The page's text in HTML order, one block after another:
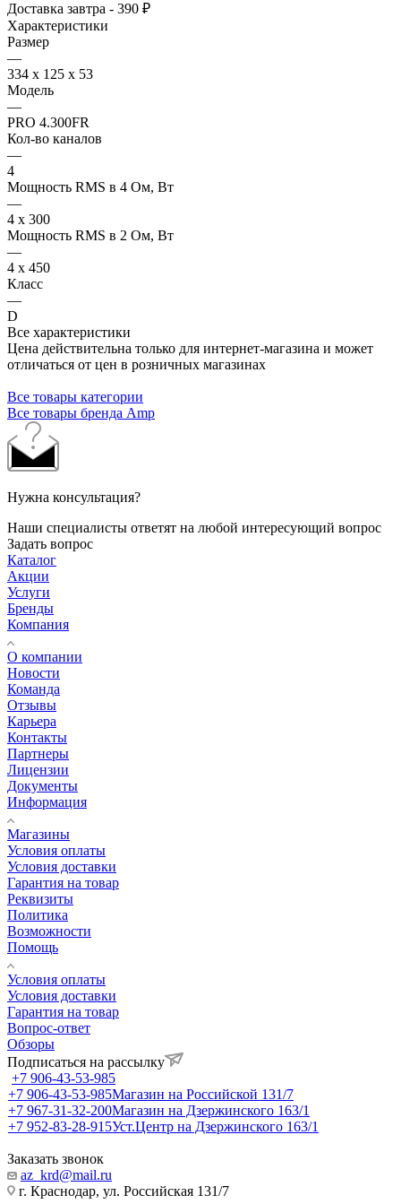
Доставка завтра - 390 ₽
Характеристики
Размер
—
334 х 125 х 53
Модель
—
PRO 4.300FR
Кол-во каналов
—
4
Мощность RMS в 4 Ом, Вт
—
4 x 300
Мощность RMS в 2 Ом, Вт
—
4 x 450
Класс
—
D
Все характеристики
Цена действительна только для интернет-магазина и может
отличаться от цен в розничных магазинах
Все товары категории
Все товары бренда Amp
Нужна консультация?
Наши специалисты ответят на любой интересующий вопрос
Задать вопрос
Каталог
Акции
Услуги
Бренды
Компания
О компании
Новости
Команда
Отзывы
Карьера
Контакты
Партнеры
Лицензии
Документы
Информация
Магазины
Условия оплаты
Условия доставки
Гарантия на товар
Реквизиты
Политика
Возможности
Помощь
Условия оплаты
Условия доставки
Гарантия на товар
Вопрос-ответ
Обзоры
Подписаться на рассылку
+7 906-43-53-985
+7 906-43-53-985Магазин на Российской 131/7
+7 967-31-32-200Магазин на Дзержинского 163/1
+7 952-83-28-915Уст.Центр на Дзержинского 163/1
Заказать звонок
az_krd@mail.ru
г. Краснодар, ул. Российская 131/7